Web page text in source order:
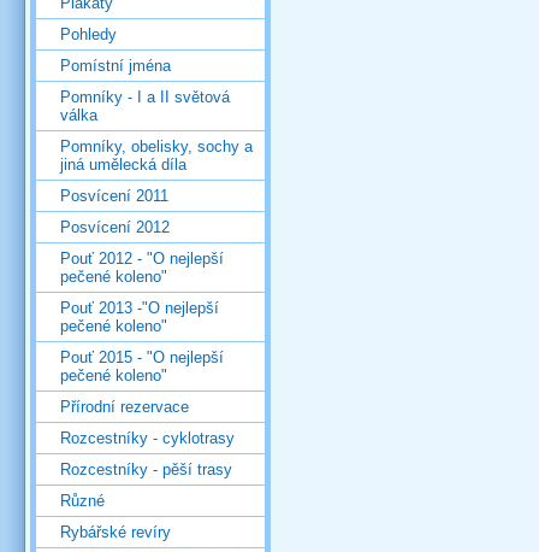
Pohledy
Pomístní jména
Pomníky - I a II světová
válka
Pomníky, obelisky, sochy a
jiná umělecká díla
Posvícení 2011
Posvícení 2012
Pouť 2012 - "O nejlepší
pečené koleno"
Pouť 2013 -"O nejlepší
pečené koleno"
Pouť 2015 - "O nejlepší
pečené koleno"
Přírodní rezervace
Rozcestníky - cyklotrasy
Rozcestníky - pěší trasy
Různé
Rybářské revíry